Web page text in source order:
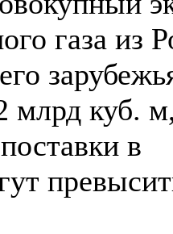
газа из
млрд куб.
в